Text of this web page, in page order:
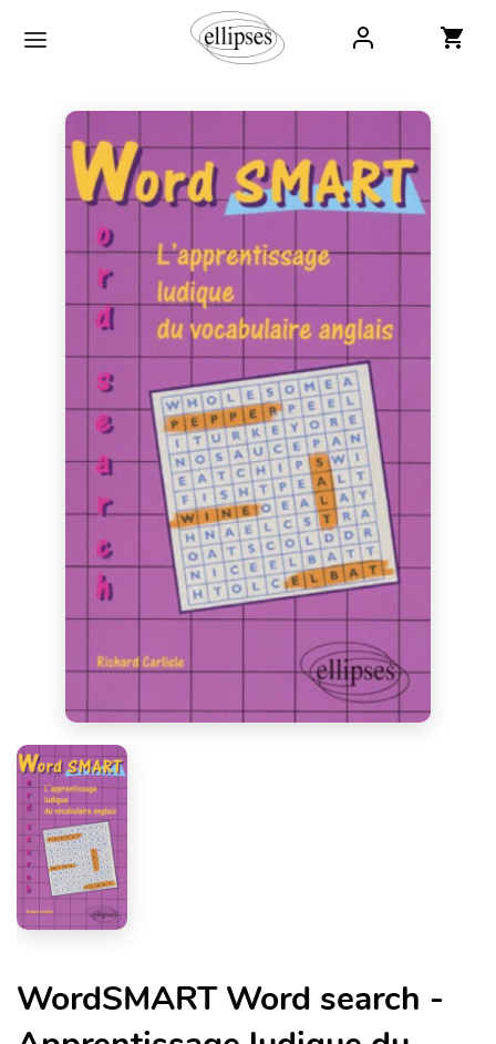
WordSMART Word search -